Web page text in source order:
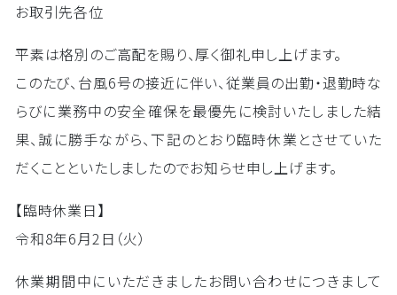
お取引先各位
平素は格別のご高配を賜り、厚く御礼申し上げます。
このたび、台風6号の接近に伴い、従業員の出勤・退勤時な
らびに業務中の安全確保を最優先に検討いたしました結
果、誠に勝手ながら、下記のとおり臨時休業とさせていた
だくことといたしましたのでお知らせ申し上げます。
【臨時休業日】
令和8年6月2日（火）
休業期間中にいただきましたお問い合わせにつきまして